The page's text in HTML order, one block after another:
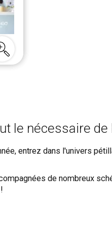
le nécessaire de
entrez dans l'univers
de nombreux